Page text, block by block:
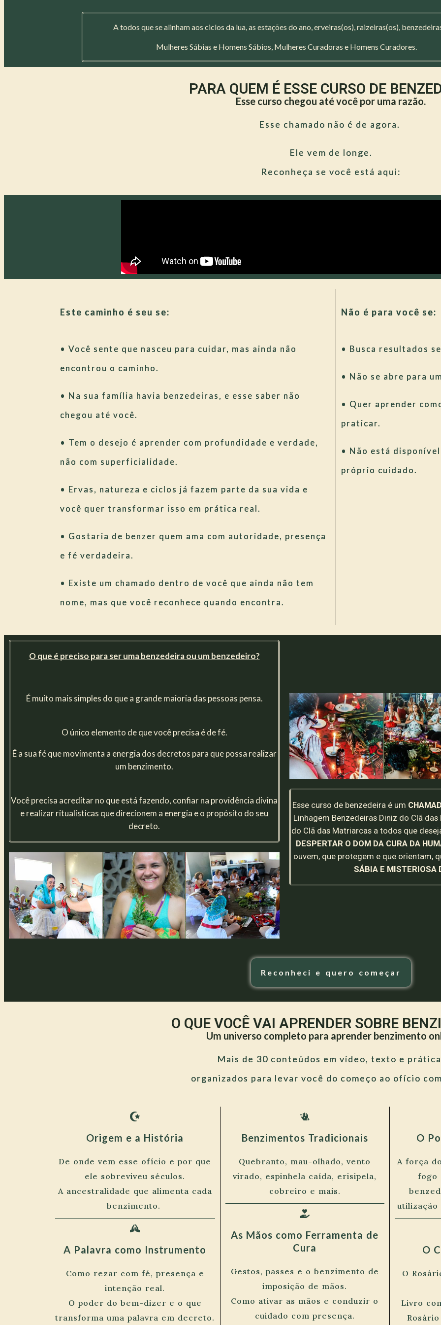
A todos que se alinham aos ciclos da lua, as estações do ano, erveiras(os), raizeiras(os),
Mulheres Sábias e Homens Sábios, Mulheres Curadoras e Homens Curadores.
PARA QUEM É ESSE CURSO DE
Esse curso chegou até você por uma razão.
Esse chamado não é de agora.
Ele vem de longe.
Reconheça se você está aqui:
Este caminho é seu se:
• Você sente que nasceu para cuidar, mas ainda não
encontrou o caminho.
• Na sua família havia benzedeiras, e esse saber não
chegou até você.
• Tem o desejo é aprender com profundidade e verdade,
não com superficialidade.
• Ervas, natureza e ciclos já fazem parte da sua vida e
você quer transformar isso em prática real.
• Gostaria de benzer quem ama com autoridade, presença
e fé verdadeira.
• Existe um chamado dentro de você que ainda não tem
nome, mas que você reconhece quando encontra.
Não é para você se:
• Busca resultados
• Não se abre para
• Quer aprender
praticar.
• Não está
próprio cuidado.
O que é preciso para ser uma benzedeira ou um benzedeiro?
É muito mais simples do que a grande maioria das pessoas pensa.
O único elemento de que você precisa é de fé.
É a sua fé que movimenta a energia dos decretos para que possa realizar
um benzimento.
Você precisa acreditar no que está fazendo, confiar na providência divina
e realizar ritualísticas que direcionem a energia e o propósito do seu
decreto.
Esse curso de benzedeira é um
Linhagem Benzedeiras Diniz do Clã
do Clã das Matriarcas a todos que
DESPERTAR O DOM DA CURA DA
ouvem, que protegem e que orientam,
SÁBIA E MISTERIOSA
Reconheci e quero começar
O QUE VOCÊ VAI APRENDER SOBRE
Um universo completo para aprender benzimento
Mais de 30 conteúdos em vídeo, texto e
organizados para levar você do começo ao ofício
Origem e a História
De onde vem esse ofício e por que
ele sobreviveu séculos.
A ancestralidade que alimenta cada
benzimento.
A Palavra como Instrumento
Como rezar com fé, presença e
intenção real.
O poder do bem-dizer e o que
transforma uma palavra em decreto.
Benzimentos Tradicionais
Quebranto, mau-olhado, vento
virado, espinhela caída, erisipela,
cobreiro e mais.
As Mãos como Ferramenta de
Cura
Gestos, passes e o benzimento de
imposição de mãos.
Como ativar as mãos e conduzir o
cuidado com presença.
O
A força
fogo
utilização
O
O
Livro